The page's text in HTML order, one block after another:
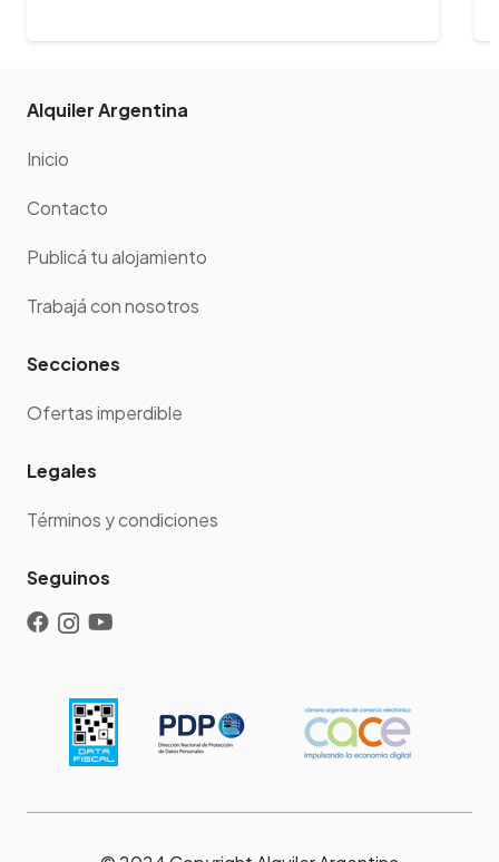
Alquiler Argentina
Inicio
Contacto
Publicá tu alojamiento
Trabajá con nosotros
Secciones
Ofertas imperdible
Legales
Términos y condiciones
Seguinos